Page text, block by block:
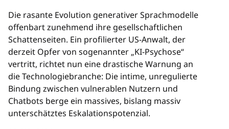
Die rasante Evolution generativer Sprachmodelle
offenbart zunehmend ihre gesellschaftlichen
Schattenseiten. Ein profilierter US-Anwalt, der
derzeit Opfer von sogenannter „KI-Psychose“
vertritt, richtet nun eine drastische Warnung an
die Technologiebranche: Die intime, unregulierte
Bindung zwischen vulnerablen Nutzern und
Chatbots berge ein massives, bislang massiv
unterschätztes Eskalationspotenzial.